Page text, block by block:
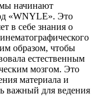
начинают
«WNYLE». Это
в себе знания о
образом, чтобы
естественным
мозгом. Это
материала и
важный для ведения